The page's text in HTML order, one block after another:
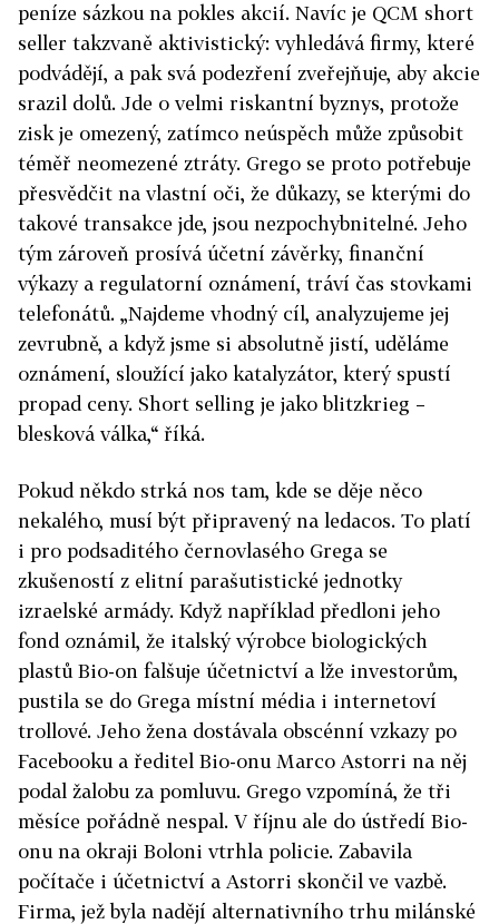
peníze sázkou na pokles akcií. Navíc je QCM short
seller takzvaně aktivistický: vyhledává firmy, které
podvádějí, a pak svá podezření zveřejňuje, aby akcie
srazil dolů. Jde o velmi riskantní byznys, protože
zisk je omezený, zatímco neúspěch může způsobit
téměř neomezené ztráty. Grego se proto potřebuje
přesvědčit na vlastní oči, že důkazy, se kterými do
takové transakce jde, jsou nezpochybnitelné. Jeho
tým zároveň prosívá účetní závěrky, finanční
výkazy a regulatorní oznámení, tráví čas stovkami
telefonátů. „Najdeme vhodný cíl, analyzujeme jej
zevrubně, a když jsme si absolutně jistí, uděláme
oznámení, sloužící jako katalyzátor, který spustí
propad ceny. Short selling je jako blitzkrieg –
blesková válka,“ říká.
Pokud někdo strká nos tam, kde se děje něco
nekalého, musí být připravený na ledacos. To platí
i pro podsaditého černovlasého Grega se
zkušeností z elitní parašutistické jednotky
izraelské armády. Když například předloni jeho
fond oznámil, že italský výrobce biologických
plastů Bio-on falšuje účetnictví a lže investorům,
pustila se do Grega místní média i internetoví
trollové. Jeho žena dostávala obscénní vzkazy po
Facebooku a ředitel Bio-onu Marco Astorri na něj
podal žalobu za pomluvu. Grego vzpomíná, že tři
měsíce pořádně nespal. V říjnu ale do ústředí Bio-
onu na okraji Boloni vtrhla policie. Zabavila
počítače i účetnictví a Astorri skončil ve vazbě.
Firma, jež byla nadějí alternativního trhu milánské